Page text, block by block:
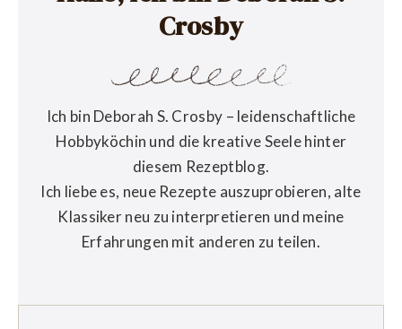
Crosby
Ich bin Deborah S. Crosby – leidenschaftliche
Hobbyköchin und die kreative Seele hinter
diesem Rezeptblog.
Ich liebe es, neue Rezepte auszuprobieren, alte
Klassiker neu zu interpretieren und meine
Erfahrungen mit anderen zu teilen.